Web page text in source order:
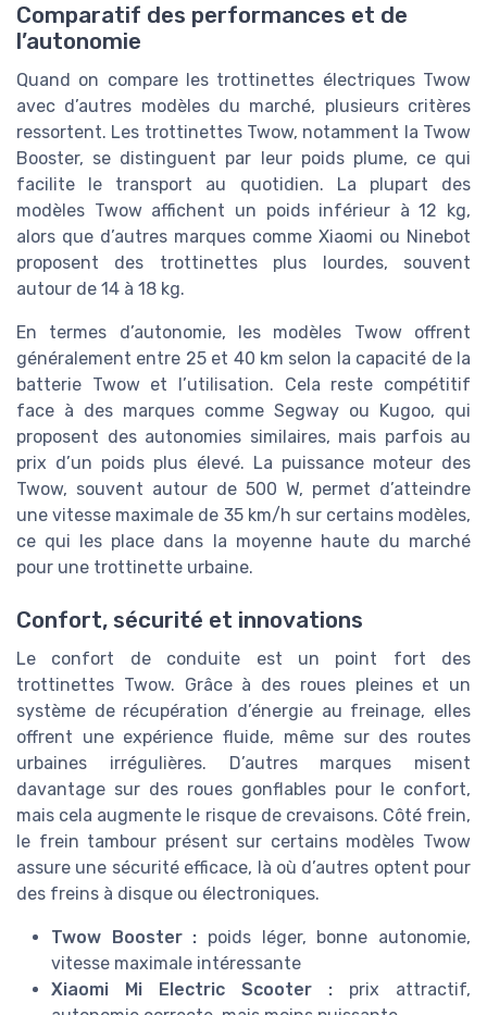
Comparatif des performances et de
l’autonomie
Quand on compare les trottinettes électriques Twow
avec d’autres modèles du marché, plusieurs critères
ressortent. Les trottinettes Twow, notamment la Twow
Booster, se distinguent par leur poids plume, ce qui
facilite le transport au quotidien. La plupart des
modèles Twow affichent un poids inférieur à 12 kg,
alors que d’autres marques comme Xiaomi ou Ninebot
proposent des trottinettes plus lourdes, souvent
autour de 14 à 18 kg.
En termes d’autonomie, les modèles Twow offrent
généralement entre 25 et 40 km selon la capacité de la
batterie Twow et l’utilisation. Cela reste compétitif
face à des marques comme Segway ou Kugoo, qui
proposent des autonomies similaires, mais parfois au
prix d’un poids plus élevé. La puissance moteur des
Twow, souvent autour de 500 W, permet d’atteindre
une vitesse maximale de 35 km/h sur certains modèles,
ce qui les place dans la moyenne haute du marché
pour une trottinette urbaine.
Confort, sécurité et innovations
Le confort de conduite est un point fort des
trottinettes Twow. Grâce à des roues pleines et un
système de récupération d’énergie au freinage, elles
offrent une expérience fluide, même sur des routes
urbaines irrégulières. D’autres marques misent
davantage sur des roues gonflables pour le confort,
mais cela augmente le risque de crevaisons. Côté frein,
le frein tambour présent sur certains modèles Twow
assure une sécurité efficace, là où d’autres optent pour
des freins à disque ou électroniques.
Twow Booster : poids léger, bonne autonomie,
vitesse maximale intéressante
Xiaomi Mi Electric Scooter : prix attractif,